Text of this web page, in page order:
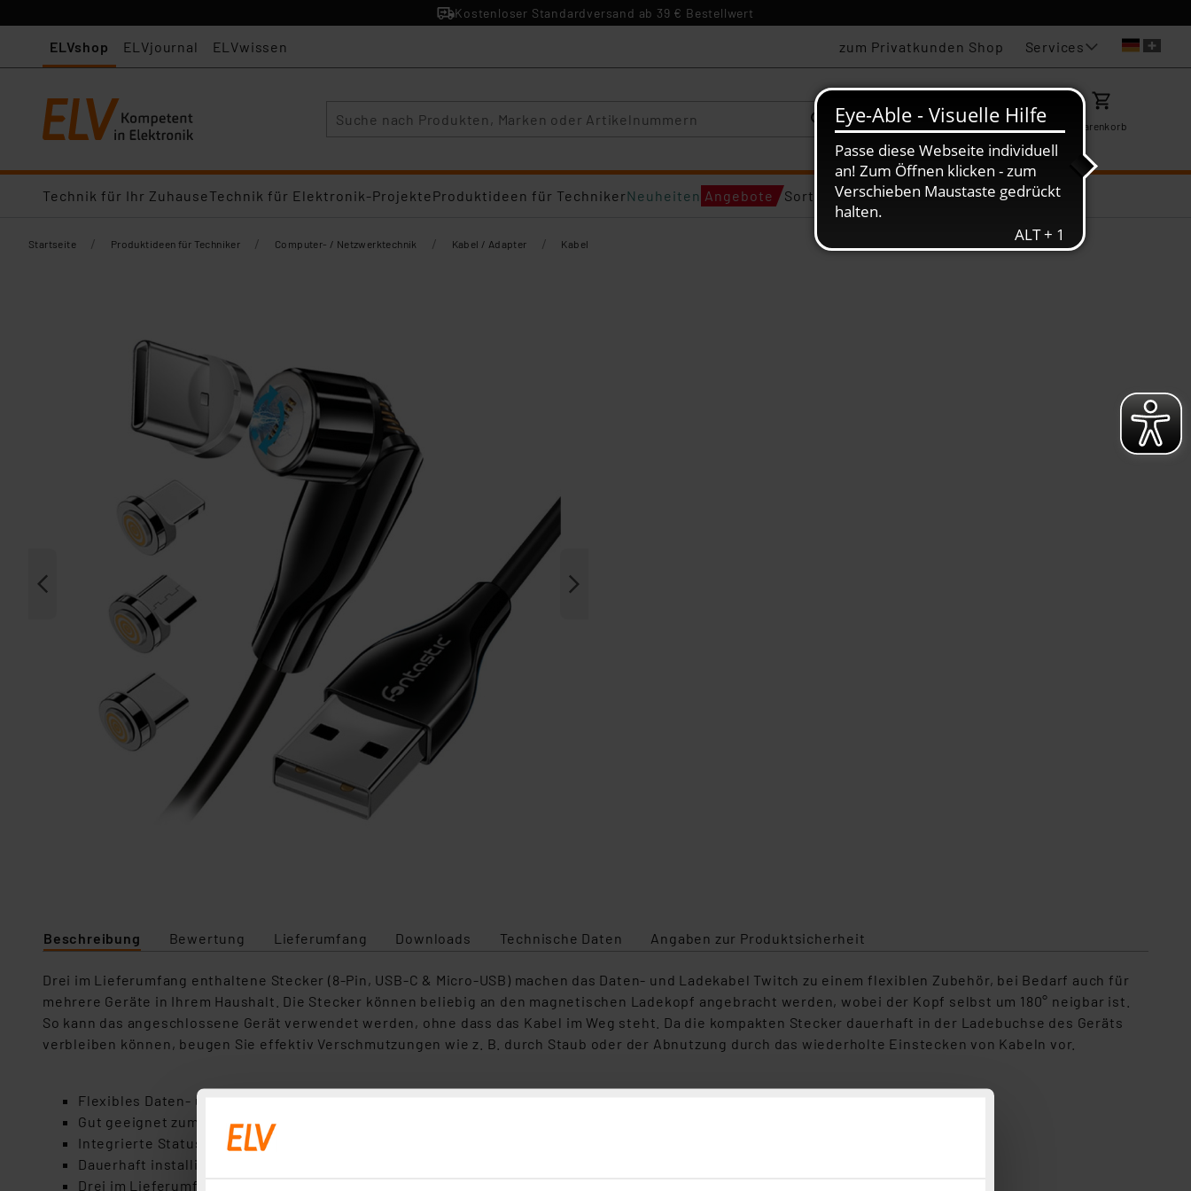
Kostenloser Standardversand ab 39 € Bestellwert
ELVshop ELVjournal ELVwissen zum Privatkunden Shop Services
KarriereMein ELV Merkzettel Warenkorb
Technik für Ihr ZuhauseTechnik für Elektronik-ProjekteProduktideen für TechnikerNeuheiten Angebote Sortiments-Deals
Startseite / Produktideen für Techniker / Computer- / Netzwerktechnik / Kabel / Adapter / Kabel
Beschreibung Bewertung Lieferumfang Downloads Technische Daten Angaben zur Produktsicherheit
Drei im Lieferumfang enthaltene Stecker (8-Pin, USB-C & Micro-USB) machen das Daten- und Ladekabel Twitch zu einem flexiblen Zubehör, bei Bedarf auch für
mehrere Geräte in Ihrem Haushalt. Die Stecker können beliebig an den magnetischen Ladekopf angebracht werden, wobei der Kopf selbst um 180° neigbar ist.
So kann das angeschlossene Gerät verwendet werden, ohne dass das Kabel im Weg steht. Da die kompakten Stecker dauerhaft in der Ladebuchse des Geräts
verbleiben können, beugen Sie effektiv Verschmutzungen wie z. B. durch Staub oder der Abnutzung durch das wiederholte Einstecken von Kabeln vor.
Flexibles Daten- und Ladekabel mit magnetischem Ladekopf zur Verwendung mit wechselbaren Steckern
Gut geeignet zum Schutz von Ladeanschlüssen vor Verschmutzung und Abnutzung, z. B. am Smartphone
Integrierte Status-LED zeigt den aktuellen Verbindungszustand an
Dauerhaft installierter Stecker: USB-A, max. 3 A Ladestrom
Drei im Lieferumfang enthaltene Stecker: 1x 8-Pin, 1x USB-C, 1x Micro-USB